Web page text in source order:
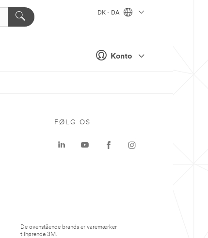
Konto
DK - DA
FØLG OS
De ovenstående brands er varemærker
tilhørende 3M.